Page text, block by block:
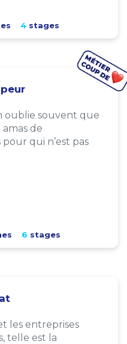
4stages
oublie souvent que
de
qui n’est pas
6 stages
les entreprises
telle est la